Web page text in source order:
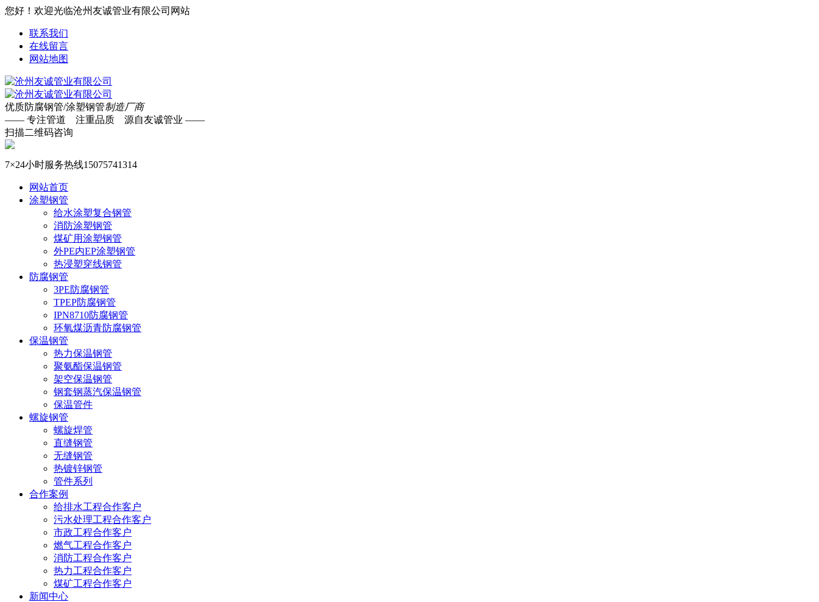
您好！欢迎光临沧州友诚管业有限公司网站
联系我们
在线留言
网站地图
优质防腐钢管/涂塑钢管制造厂商
—— 专注管道 注重品质 源自友诚管业 ——
扫描二维码咨询
7×24小时服务热线15075741314
网站首页
涂塑钢管
给水涂塑复合钢管
消防涂塑钢管
煤矿用涂塑钢管
外PE内EP涂塑钢管
热浸塑穿线钢管
防腐钢管
3PE防腐钢管
TPEP防腐钢管
IPN8710防腐钢管
环氧煤沥青防腐钢管
保温钢管
热力保温钢管
聚氨酯保温钢管
架空保温钢管
钢套钢蒸汽保温钢管
保温管件
螺旋钢管
螺旋焊管
直缝钢管
无缝钢管
热镀锌钢管
管件系列
合作案例
给排水工程合作客户
污水处理工程合作客户
市政工程合作客户
燃气工程合作客户
消防工程合作客户
热力工程合作客户
煤矿工程合作客户
新闻中心